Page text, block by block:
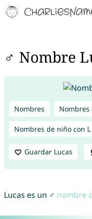
♂ Nombre
Nombres Nombres
Nombres de niño con L
Guardar Lucas
Lucas es un ♂ nombre